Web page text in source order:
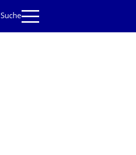
Suche